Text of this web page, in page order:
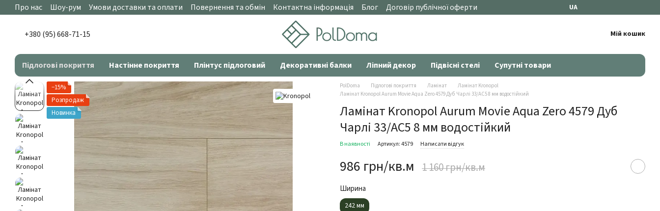
Перейти до основного контенту
Про нас Шоу-рум Умови доставки та оплати Повернення та обмін Контактна інформація Блог Договір публічної оферти UA
+380 (95) 668-71-15 Мій кошик
Підлогові покриття Настінне покриття Плінтус підлоговий Декоративні балки Ліпний декор Підвісні стелі Супутні товари
−15%
Розпродаж
Новинка
PolDoma Підлогові покриття Ламінат
Ламінат Kronopol
Ламінат Kronopol Aurum Movie Aqua Zero 4579 Дуб Чарлі 33/АС5 8 мм водостійкий
Ламінат Kronopol Aurum Movie Aqua Zero 4579 Дуб
Чарлі 33/АС5 8 мм водостійкий
В наявності Артикул: 4579 Написати відгук
986 грн/кв.м 1 160 грн/кв.м
Ширина
242 мм